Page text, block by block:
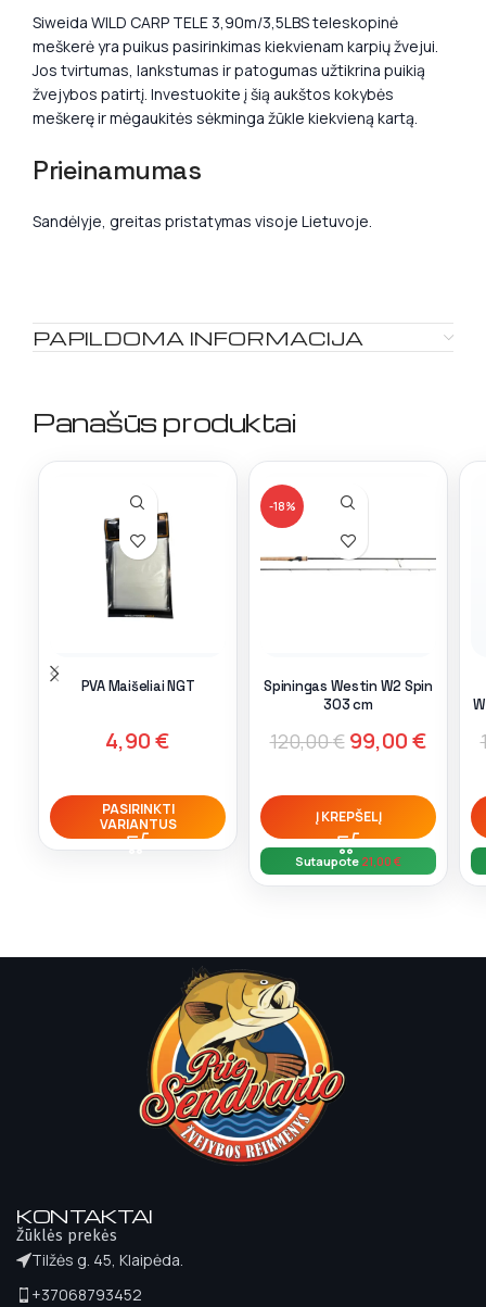
Siweida WILD CARP TELE 3,90m/3,5LBS teleskopinė
meškerė yra puikus pasirinkimas kiekvienam karpių žvejui.
Jos tvirtumas, lankstumas ir patogumas užtikrina puikią
žvejybos patirtį. Investuokite į šią aukštos kokybės
meškerę ir mėgaukitės sėkminga žūkle kiekvieną kartą.
Prieinamumas
Sandėlyje, greitas pristatymas visoje Lietuvoje.
PAPILDOMA INFORMACIJA
Panašūs produktai
PVA Maišeliai NGT
4,90€
PASIRINKTI
VARIANTUS
-18%
Spiningas Westin W2 Spin
303 cm
120,00€ 99,00€
Į KREPŠELĮ
Sutaupote 21,00 €
KONTAKTAI
Žūklės prekės
Tilžės g. 45, Klaipėda.
+37068793452